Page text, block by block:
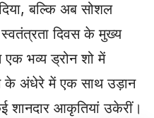
बल्कि अब सोशल
स्वतंत्रता दिवस के मुख्य
एक भव्य ड्रोन शो में
के अंधेरे में एक साथ उड़ान
आकृतियां उकेरीं।